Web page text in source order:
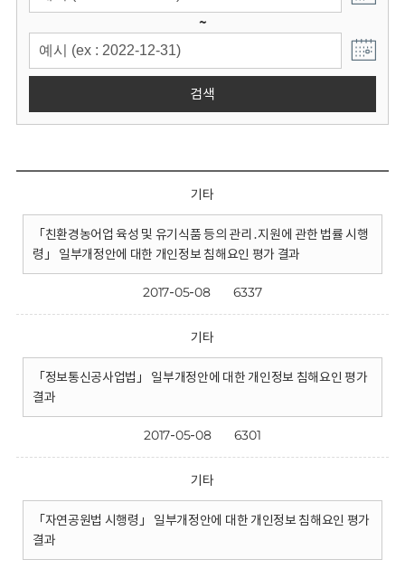
~
검색
기타
「친환경농어업 육성 및 유기식품 등의 관리․지원에 관한 법률 시행
령」 일부개정안에 대한 개인정보 침해요인 평가 결과
2017-05-08 6337
기타
「정보통신공사업법」 일부개정안에 대한 개인정보 침해요인 평가
결과
2017-05-08 6301
기타
「자연공원법 시행령」 일부개정안에 대한 개인정보 침해요인 평가
결과